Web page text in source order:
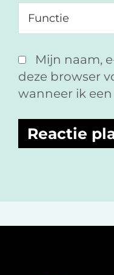
Mijn naam,
deze browser
wanneer ik